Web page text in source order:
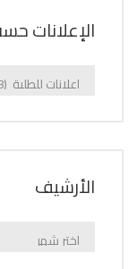
الإعلانات
الإعلانات
اﻷرشيف
اﻷرشيف